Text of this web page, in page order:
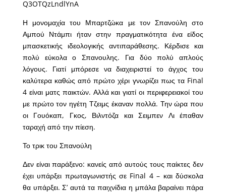
Η μονομαχία του Μπαρτζώκα με τον Σπανούλη στο
Αμπού Ντάμπι ήταν στην πραγματικότητα ένα είδος
μπασκετικής ιδεολογικής αντιπαράθεσης. Κέρδισε και
πολύ εύκολα ο Σπανουλης. Για δύο πολύ απλούς
λόγους. Γιατί μπόρεσε να διαχειριστεί το άγχος του
καλύτερα καθώς από πρώτο χέρι γνωρίζει πως τα Final
4 είναι ματς παικτών. Αλλά και γιατί οι περιφερειακοί του
με πρώτο τον ηγέτη Τζειμς έκαναν πολλά. Την ώρα που
οι Γουόκαπ, Γκος, Βιλντόζα και Σειμπεν Λι έπαθαν
ταραχή από την πίεση.
Το τρικ του Σπανούλη
Δεν είναι παράξενο: κανείς από αυτούς τους παίκτες δεν
έχει υπάρξει πρωταγωνιστής σε Final 4 – και δύσκολα
θα υπάρξει. Σ’ αυτά τα παιχνίδια η μπάλα βαραίνει πάρα